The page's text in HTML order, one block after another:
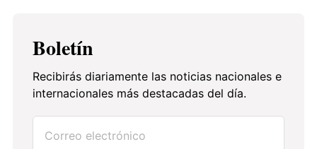
Boletín
Recibirás diariamente las noticias nacionales e
internacionales más destacadas del día.